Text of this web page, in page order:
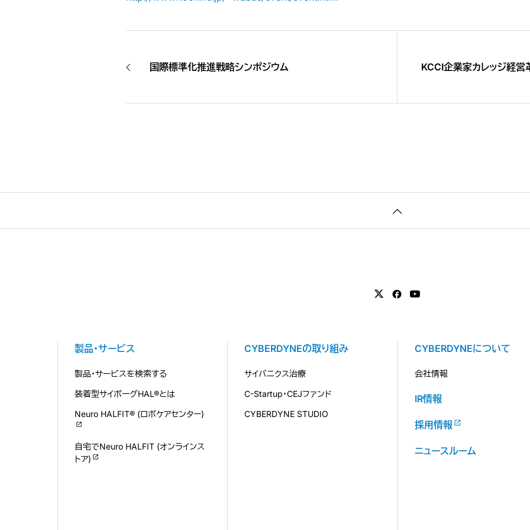
国際標準化推進戦略シンポジウム KCCI企業家カレッジ経営
製品・サービス
製品・サービスを検索する
装着型サイボーグHAL®とは
Neuro HALFIT® (ロボケアセンター)
自宅でNeuro HALFIT (オンラインス
トア)
CYBERDYNEの取り組み
サイバニクス治療
C-Startup・CEJファンド
CYBERDYNE STUDIO
CYBERDYNEについて
会社情報
IR情報
採用情報
ニュースルーム